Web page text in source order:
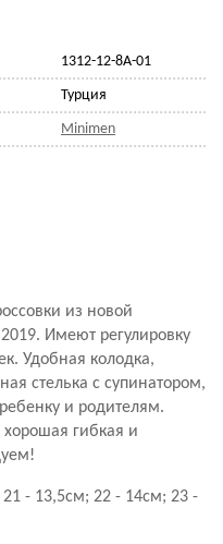
1312-12-8А-01
Турция
Minimen
из новой
Имеют регулировку
Удобная колодка,
стелька с супинатором,
и родителям.
хорошая гибкая и
21 - 13,5см; 22 - 14см; 23 -